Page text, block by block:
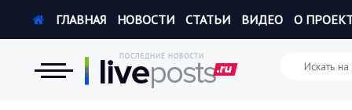
ГЛАВНАЯ НОВОСТИ СТАТЬИ ВИДЕО О